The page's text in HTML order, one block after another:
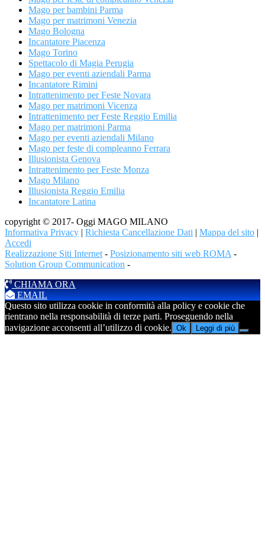
Mago per bambini Parma
Mago per matrimoni Venezia
Mago Bologna
Incantatore Piacenza
Mago Torino
Spettacolo di Magia Perugia
Mago per eventi aziendali Parma
Incantatore Rimini
Intrattenimento per Feste Novara
Mago per matrimoni Vicenza
Intrattenimento per Feste Reggio Emilia
Mago per matrimoni Parma
Mago per eventi aziendali Milano
Mago per feste di compleanno Ferrara
Illusionista Genova
Intrattenimento per Feste Monza
Mago Milano
Illusionista Reggio Emilia
Incantatore Latina
copyright © 2017- Oggi MAGO MILANO
Informativa Privacy | Richiesta Cancellazione Dati | Mappa del sito |
Accedi
Realizzazione Siti Internet - Posizionamento siti web ROMA -
Solution Group Communication -
CHIAMA ORA
EMAIL
Questo sito utilizza cookie in conformità alla policy e cookie che
rientrano nella responsabilità di terze parti. Proseguendo nella
navigazione acconsenti all’utilizzo di cookie. Ok Leggi di più